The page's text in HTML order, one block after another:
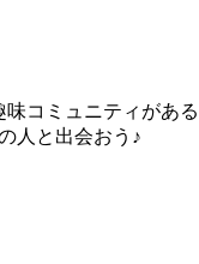
コミュニティがある
人と出会おう♪